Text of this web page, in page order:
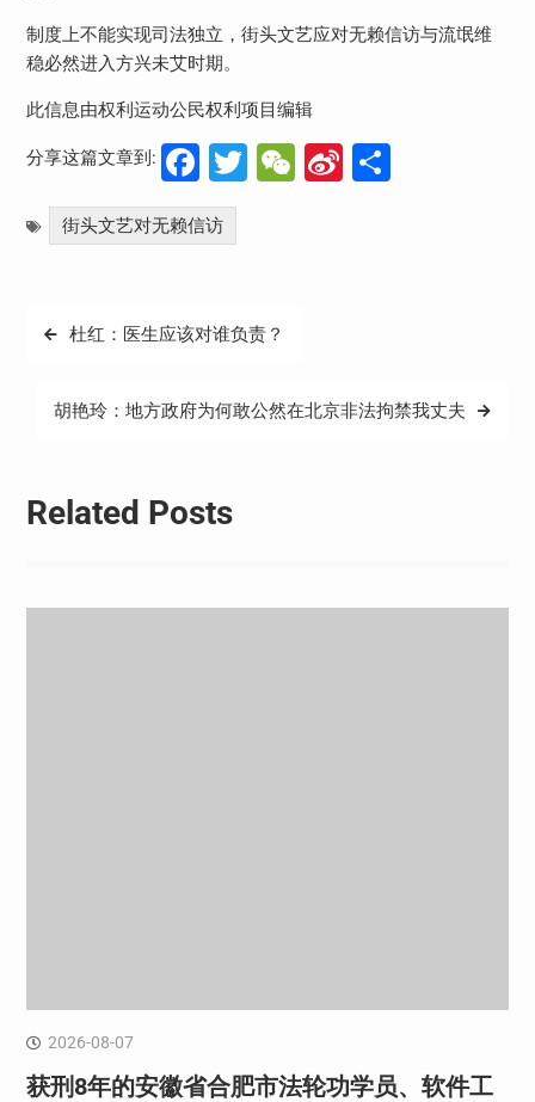
制度上不能实现司法独立，街头文艺应对无赖信访与流氓维
稳必然进入方兴未艾时期。
此信息由权利运动公民权利项目编辑
分享这篇文章到: Facebook
Twitter
WeChat
Sina分
街头文艺对无赖信访
文
杜红：医生应该对谁负责？
胡艳玲：地方政府为何敢公然在北京非法拘禁我丈夫
Related Posts
2026-08-07
获刑8年的安徽省合肥市法轮功学员、软件工